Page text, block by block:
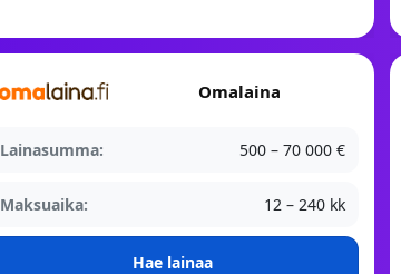
Omalaina
Lainasumma: 500 – 70 000 €
Maksuaika: 12 – 240 kk
Hae lainaa